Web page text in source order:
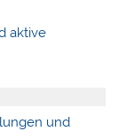
aktive
und